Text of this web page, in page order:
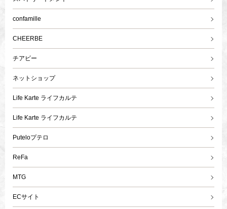
confamille
CHEERBE
チアビー
ネットショップ
Life Karte ライフカルテ
Life Karte ライフカルテ
Puteloプテロ
ReFa
MTG
ECサイト